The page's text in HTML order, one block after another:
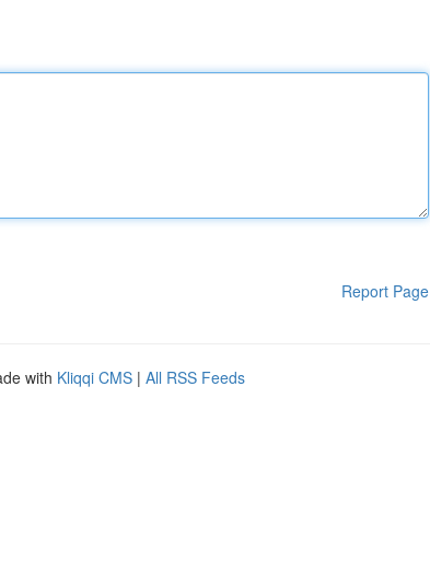
Report Page
with Kliqqi CMS | All RSS Feeds